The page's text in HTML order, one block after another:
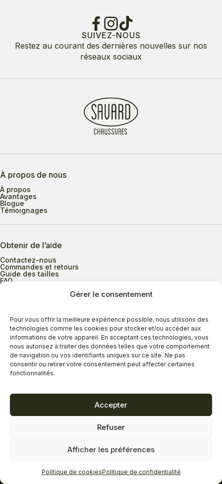
Gérer le consentement
Pour vous offrir la meilleure expérience possible, nous utilisons des
technologies comme les cookies pour stocker et/ou accéder aux
informations de votre appareil. En acceptant ces technologies, vous
nous autorisez à traiter des données telles que votre comportement
de navigation ou vos identifiants uniques sur ce site. Ne pas
consentir ou retirer votre consentement peut affecter certaines
fonctionnalités.
Accepter
Refuser
Afficher les préférences
Politique de cookiesPolitique de confidentialité
SUIVEZ-NOUS
Restez au courant des dernières nouvelles sur nos
réseaux sociaux
À propos de nous
À propos
Avantages
Blogue
Témoignages
Obtenir de l’aide
Contactez-nous
Commandes et retours
Guide des tailles
FAQ
Heures d’ouverture
Lundi au mercredi
9h00 à 17h30
Jeudi
9h00 à 20h00
Vendredi
9h00 à 18h00
Dimanche
11h00 à 16h30
Termes et conditions
Réalisation Zonart Communications